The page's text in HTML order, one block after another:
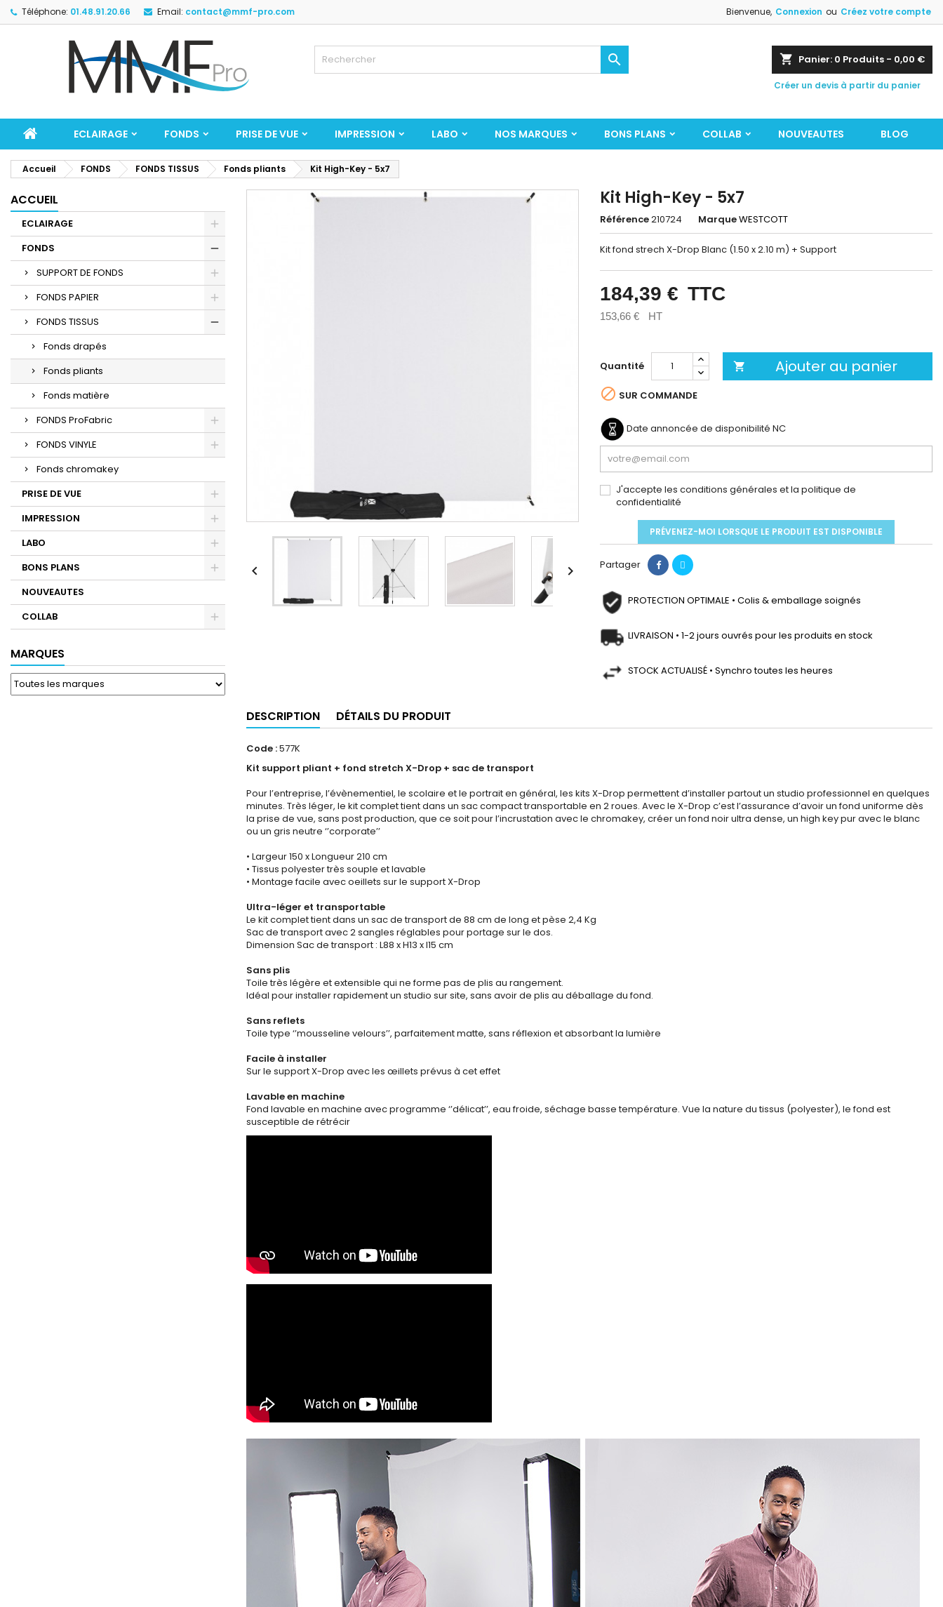
Téléphone: 01.48.91.20.66 Email: contact@mmf-pro.com Bienvenue, Connexion ou Créez votre compte
shopping_cart Panier: 0 Produits - 0,00 €
Créer un devis à partir du panier

ECLAIRAGE FONDS PRISE DE VUE IMPRESSION LABO NOS MARQUES BONS PLANS COLLAB NOUVEAUTES BLOG
Accueil FONDS FONDS TISSUS Fonds pliants Kit High-Key - 5x7
ACCUEIL
ECLAIRAGE
FONDS
SUPPORT DE FONDS
FONDS PAPIER
FONDS TISSUS
Fonds drapés
Fonds pliants
Fonds matière
FONDS ProFabric
FONDS VINYLE
Fonds chromakey
PRISE DE VUE
IMPRESSION
LABO
BONS PLANS
NOUVEAUTES
COLLAB
MARQUES
 
Kit High-Key - 5x7
Référence210724 MarqueWESTCOTT
Kit fond strech X-Drop Blanc (1.50 x 2.10 m) + Support
184,39 € TTC
153,66 € HT
Quantité  Ajouter au panier
 SUR COMMANDE
Date annoncée de disponibilité NC
J'accepte les conditions générales et la politique de
confidentialité
PRÉVENEZ-MOI LORSQUE LE PRODUIT EST DISPONIBLE
Partager
PROTECTION OPTIMALE • Colis & emballage soignés
LIVRAISON • 1-2 jours ouvrés pour les produits en stock
STOCK ACTUALISÉ • Synchro toutes les heures
DESCRIPTION DÉTAILS DU PRODUIT
Code :577K
Kit support pliant + fond stretch X-Drop + sac de transport
Pour l’entreprise, l’évènementiel, le scolaire et le portrait en général, les kits X-Drop permettent d’installer partout un studio professionnel en quelques
minutes. Très léger, le kit complet tient dans un sac compact transportable en 2 roues. Avec le X-Drop c’est l’assurance d’avoir un fond uniforme dès
la prise de vue, sans post production, que ce soit pour l’incrustation avec le chromakey, créer un fond noir ultra dense, un high key pur avec le blanc
ou un gris neutre ‘’corporate’’
• Largeur 150 x Longueur 210 cm
• Tissus polyester très souple et lavable
• Montage facile avec oeillets sur le support X-Drop
Ultra-léger et transportable
Le kit complet tient dans un sac de transport de 88 cm de long et pèse 2,4 Kg
Sac de transport avec 2 sangles réglables pour portage sur le dos.
Dimension Sac de transport : L88 x H13 x l15 cm
Sans plis
Toile très légère et extensible qui ne forme pas de plis au rangement.
Idéal pour installer rapidement un studio sur site, sans avoir de plis au déballage du fond.
Sans reflets
Toile type ‘’mousseline velours’’, parfaitement matte, sans réflexion et absorbant la lumière
Facile à installer
Sur le support X-Drop avec les œillets prévus à cet effet
Lavable en machine
Fond lavable en machine avec programme ‘’délicat’’, eau froide, séchage basse température. Vue la nature du tissus (polyester), le fond est
susceptible de rétrécir